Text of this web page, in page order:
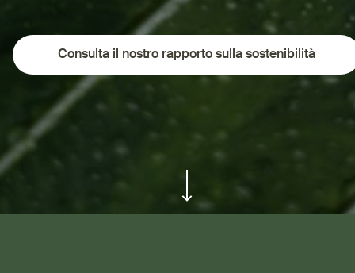
Consulta il nostro rapporto sulla sostenibilità
ui.scroll-down